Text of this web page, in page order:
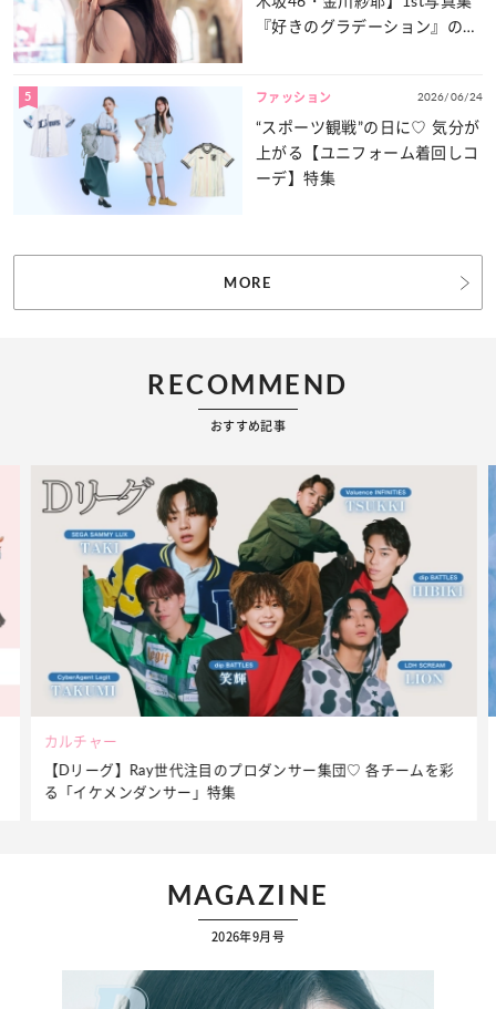
『好きのグラデーション』の魅
5 ファッション 2026/06/24
“スポーツ観戦”の日に♡ 気分が
上がる【ユニフォーム着回しコ
ーデ】特集
MORE
RECOMMEND
おすすめ記事
ビューティー
夏だからこそ“水分”が大切！くずれないメイクをつくる【保湿
ケア】アイテム3選
MAGAZINE
2026年9月号